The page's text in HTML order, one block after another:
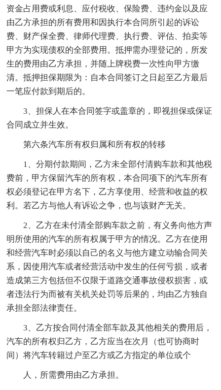
资金占用费或利息、应付税收、保险费、违约金以及应
由乙方承担的所有费用和因执行本合同所引起的诉讼
费、财产保全费、律师代理费、执行费、评估、拍卖等
甲方为实现债权的全部费用。抵押需办理登记的，所发
生的费用由乙方承担，并随上牌税费一次性向甲方缴
清。抵押担保期限为：自本合同签订之日起至乙方最后
一笔应付款到期后的。
3、担保人在本合同签字或盖章的，即视担保或保证
合同成立并生效。
第六条汽车所有权归属和所有权的转移
1、分期付款期间，乙方未全部付清购车款和其他税
费前，甲方保留汽车的所有权，本合同项下的汽车所有
权必须登记在甲方名下，乙方享使用、经营和收益的权
利。若乙方与他人有诉讼之争，也与该财产无关。
2、乙方在未付清全部购车款之前，有义务向他方声
明所使用的汽车的所有权属于甲方的情况。乙方在使用
和经营汽车时必须以自己的名义与他方建立动输合同关
系，因使用汽车或者经营活动中发生的任何亏损，或者
造成第三方包括但不仅限于道路交通事故侵权损害，或
者违法行为而被有关机关处罚等后果的，均由乙方独自
承担全部法律责任。
3、乙方按合同付清全部车款及其他相关的费用后，
汽车的所有权归乙方，乙方应当在次月（也可协商时
间）将汽车转籍过户至乙方或乙方指定的单位或个
人，所需费用由乙方承担。